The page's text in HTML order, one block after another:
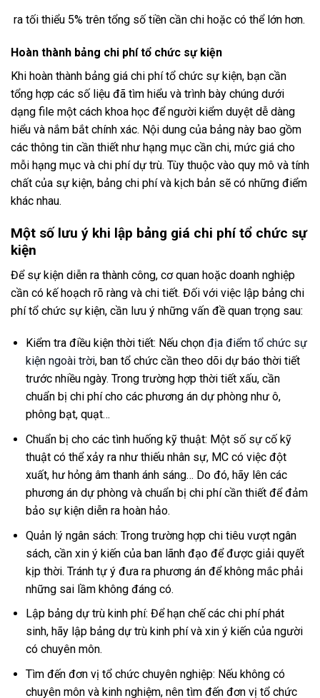
ra tối thiểu 5% trên tổng số tiền cần chi hoặc có thể lớn hơn.
Hoàn thành bảng chi phí tổ chức sự kiện
Khi hoàn thành bảng giá chi phí tổ chức sự kiện, bạn cần
tổng hợp các số liệu đã tìm hiểu và trình bày chúng dưới
dạng file một cách khoa học để người kiểm duyệt dễ dàng
hiểu và nắm bắt chính xác. Nội dung của bảng này bao gồm
các thông tin cần thiết như hạng mục cần chi, mức giá cho
mỗi hạng mục và chi phí dự trù. Tùy thuộc vào quy mô và tính
chất của sự kiện, bảng chi phí và kịch bản sẽ có những điểm
khác nhau.
Một số lưu ý khi lập bảng giá chi phí tổ chức sự
kiện
Để sự kiện diễn ra thành công, cơ quan hoặc doanh nghiệp
cần có kế hoạch rõ ràng và chi tiết. Đối với việc lập bảng chi
phí tổ chức sự kiện, cần lưu ý những vấn đề quan trọng sau:
Kiểm tra điều kiện thời tiết: Nếu chọn địa điểm tổ chức sự
kiện ngoài trời, ban tổ chức cần theo dõi dự báo thời tiết
trước nhiều ngày. Trong trường hợp thời tiết xấu, cần
chuẩn bị chi phí cho các phương án dự phòng như ô,
phông bạt, quạt…
Chuẩn bị cho các tình huống kỹ thuật: Một số sự cố kỹ
thuật có thể xảy ra như thiếu nhân sự, MC có việc đột
xuất, hư hỏng âm thanh ánh sáng… Do đó, hãy lên các
phương án dự phòng và chuẩn bị chi phí cần thiết để đảm
bảo sự kiện diễn ra hoàn hảo.
Quản lý ngân sách: Trong trường hợp chi tiêu vượt ngân
sách, cần xin ý kiến của ban lãnh đạo để được giải quyết
kịp thời. Tránh tự ý đưa ra phương án để không mắc phải
những sai lầm không đáng có.
Lập bảng dự trù kinh phí: Để hạn chế các chi phí phát
sinh, hãy lập bảng dự trù kinh phí và xin ý kiến của người
có chuyên môn.
Tìm đến đơn vị tổ chức chuyên nghiệp: Nếu không có
chuyên môn và kinh nghiệm, nên tìm đến đơn vị tổ chức